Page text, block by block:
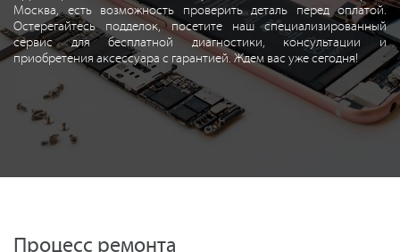
Москва, есть возможность проверить деталь перед оплатой.
Остерегайтесь подделок, посетите наш специализированный
сервис для бесплатной диагностики, консультации и
приобретения аксессуара с гарантией. Ждем вас уже сегодня!
Процесс ремонта